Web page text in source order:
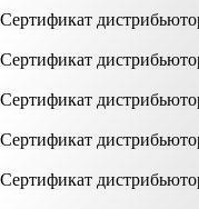
Сертификат
Сертификат
Сертификат
Сертификат
Сертификат